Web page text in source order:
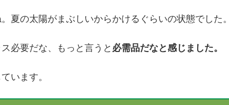
夏の太陽がまぶしいからかけるぐらいの状態でした。
必要だな、もっと言うと 必需品だなと感じました。
います。